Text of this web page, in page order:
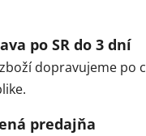
po SR do 3 dní
dopravujeme po
predajňa